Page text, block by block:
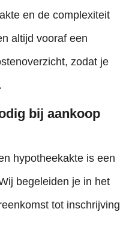
en de complexiteit
altijd vooraf een
zodat je
bij aankoop
hypotheekakte is een
begeleiden je in het
tot inschrijving